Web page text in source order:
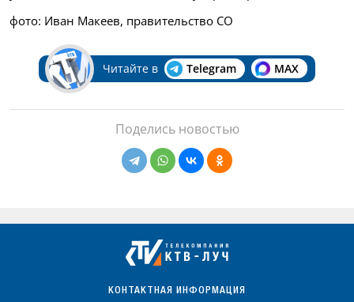
фото: Иван Макеев, правительство СО
Читайте в Telegram MAX
Поделись новостью
КОНТАКТНАЯ ИНФОРМАЦИЯ